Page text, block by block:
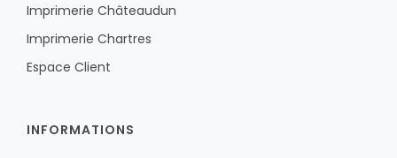
Imprimerie Châteaudun
Imprimerie Chartres
Espace Client
INFORMATIONS